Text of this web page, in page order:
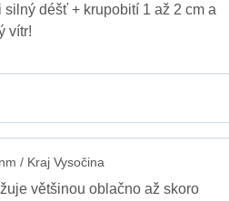
silný déšť + krupobití 1 až 2 cm a
vítr!
/ Kraj Vysočina
většinou oblačno až skoro